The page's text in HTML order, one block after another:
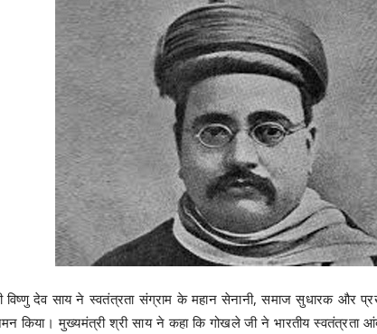
विष्णु देव साय ने स्वतंत्रता संग्राम के महान सेनानी, समाज सुधारक और
किया। मुख्यमंत्री श्री साय ने कहा कि गोखले जी ने भारतीय स्वतंत्रता